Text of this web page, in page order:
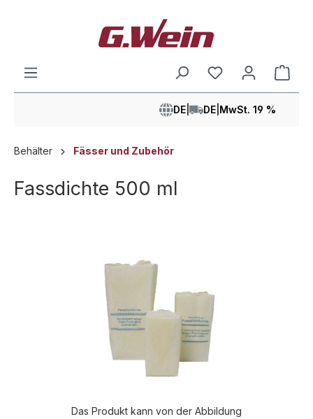
DE DE MwSt. 19 %
Behälter Fässer und Zubehör
Fassdichte 500 ml
Das Produkt kann von der Abbildung